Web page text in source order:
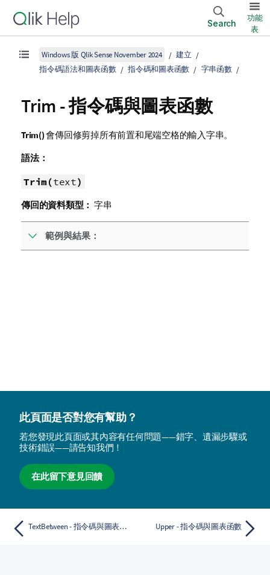
Search
功能
表
Windows 版 Qlik Sense November 2024
建立
指令碼語法和圖表函數
指令碼和圖表函數 字串函數
Trim - 指令碼與圖表函數
Trim()會傳回修剪掉所有前置和尾端空格的輸入字串。
語法：
Trim(text)
傳回的資料類型： 字串
範例與結果：
此頁面是否對您有幫助？
若您發現此頁面或其內容有任何問題——錯字、遺漏步驟或
技術錯誤——請告知我們！
在此留下意見回饋
TextBetween - 指令碼與圖表函數 Upper - 指令碼與圖表函數